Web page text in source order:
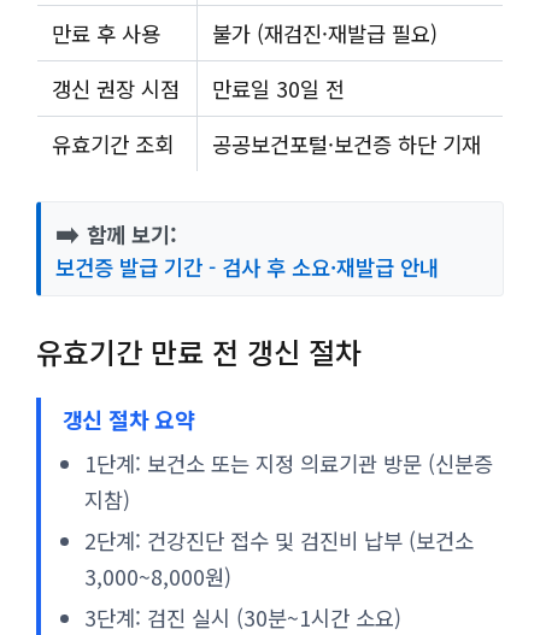
만료 후 사용
불가 (재검진·재발급 필요)
갱신 권장 시점
만료일 30일 전
유효기간 조회
공공보건포털·보건증 하단 기재
➡️ 함께 보기:
보건증 발급 기간 - 검사 후 소요·재발급 안내
유효기간 만료 전 갱신 절차
갱신 절차 요약
1단계: 보건소 또는 지정 의료기관 방문 (신분증
지참)
2단계: 건강진단 접수 및 검진비 납부 (보건소
3,000~8,000원)
3단계: 검진 실시 (30분~1시간 소요)